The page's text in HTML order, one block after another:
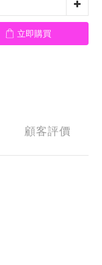
立即購買
顧客評價